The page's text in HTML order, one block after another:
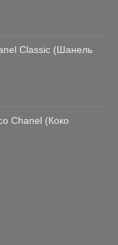
Classic (Шанель
Chanel (Коко